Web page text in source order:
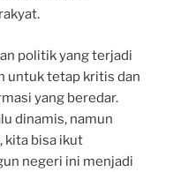
politik yang terjadi
untuk tetap kritis dan
yang beredar.
dinamis, namun
kita bisa ikut
negeri ini menjadi